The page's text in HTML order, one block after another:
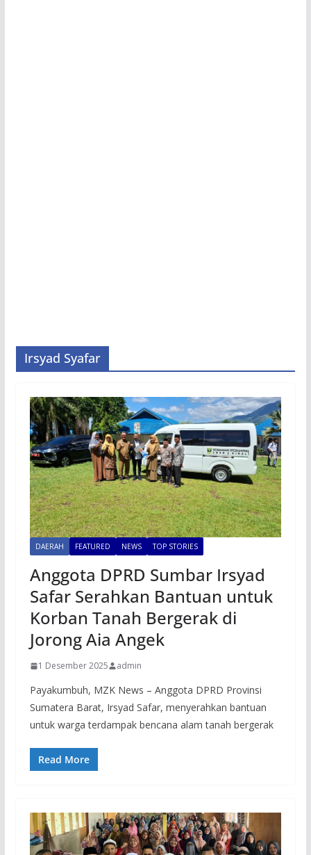
Irsyad Syafar
DAERAH FEATURED NEWS TOP STORIES
Anggota DPRD Sumbar Irsyad
Safar Serahkan Bantuan untuk
Korban Tanah Bergerak di
Jorong Aia Angek
1 Desember 2025 admin
Payakumbuh, MZK News – Anggota DPRD Provinsi
Sumatera Barat, Irsyad Safar, menyerahkan bantuan
untuk warga terdampak bencana alam tanah bergerak
Read More